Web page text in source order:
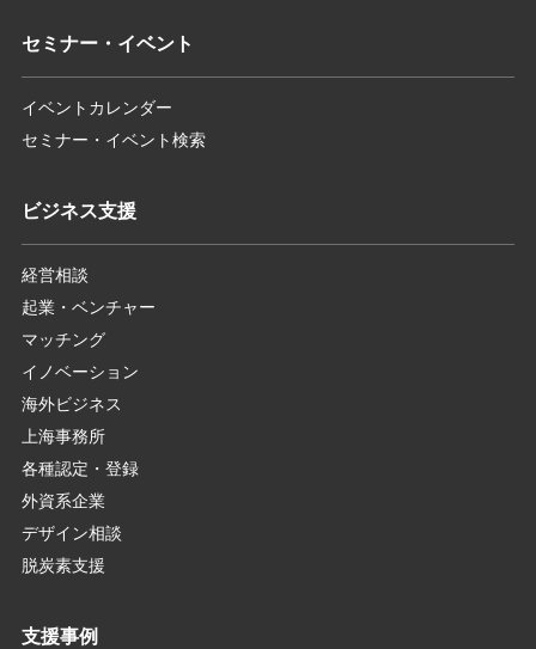
セミナー・イベント
イベントカレンダー
セミナー・イベント検索
ビジネス支援
経営相談
起業・ベンチャー
マッチング
イノベーション
海外ビジネス
上海事務所
各種認定・登録
外資系企業
デザイン相談
脱炭素支援
支援事例